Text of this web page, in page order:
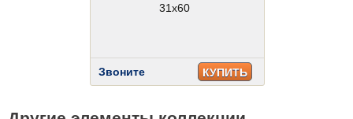
31x60
Звоните КУПИТЬ